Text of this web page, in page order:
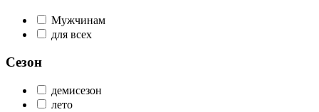
Мужчинам
для всех
Сезон
демисезон
лето